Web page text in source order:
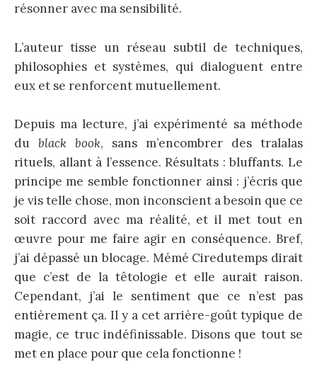
résonner avec ma sensibilité.
L’auteur tisse un réseau subtil de techniques,
philosophies et systèmes, qui dialoguent entre
eux et se renforcent mutuellement.
Depuis ma lecture, j’ai expérimenté sa méthode
du black book, sans m’encombrer des tralalas
rituels, allant à l’essence. Résultats : bluffants. Le
principe me semble fonctionner ainsi : j’écris que
je vis telle chose, mon inconscient a besoin que ce
soit raccord avec ma réalité, et il met tout en
œuvre pour me faire agir en conséquence. Bref,
j’ai dépassé un blocage. Mémé Ciredutemps dirait
que c’est de la têtologie et elle aurait raison.
Cependant, j’ai le sentiment que ce n’est pas
entièrement ça. Il y a cet arrière-goût typique de
magie, ce truc indéfinissable. Disons que tout se
met en place pour que cela fonctionne !